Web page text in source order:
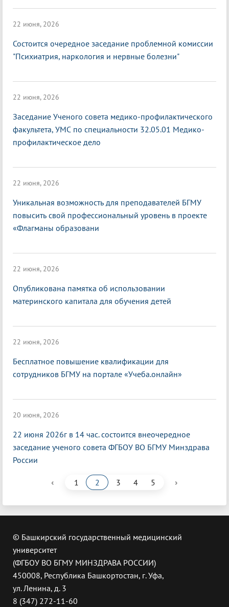
22 июня, 2026
Состоится очередное заседание проблемной комиссии
"Психиатрия, наркология и нервные болезни"
22 июня, 2026
Заседание Ученого совета медико-профилактического
факультета, УМС по специальности 32.05.01 Медико-
профилактическое дело
22 июня, 2026
Уникальная возможность для преподавателей БГМУ
повысить свой профессиональный уровень в проекте
«Флагманы образовани
22 июня, 2026
Опубликована памятка об использовании
материнского капитала для обучения детей
22 июня, 2026
Бесплатное повышение квалификации для
сотрудников БГМУ на портале «Учеба.онлайн»
20 июня, 2026
22 июня 2026г в 14 час. состоится внеочередное
заседание ученого совета ФГБОУ ВО БГМУ Минздрава
России
‹ 1 2 3 4 5 ›
© Башкирский государственный медицинский
университет
(ФГБОУ ВО БГМУ МИНЗДРАВА РОССИИ)
450008, Республика Башкортостан, г. Уфа,
ул. Ленина, д. 3
8 (347) 272-11-60